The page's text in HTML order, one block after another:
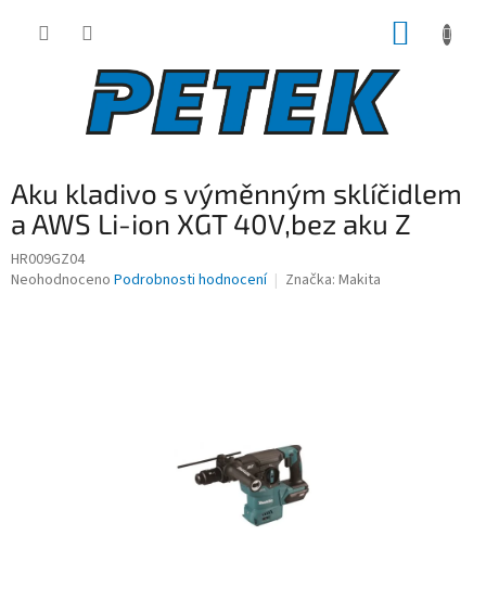
Aku kladivo s výměnným sklíčidlem
a AWS Li-ion XGT 40V,bez aku Z
HR009GZ04
Průměrné
Neohodnoceno Podrobnosti hodnocení Značka: Makita